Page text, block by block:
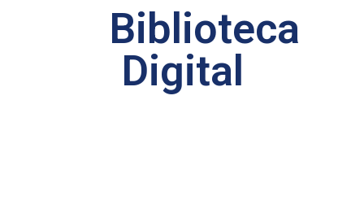
Biblioteca
Digital